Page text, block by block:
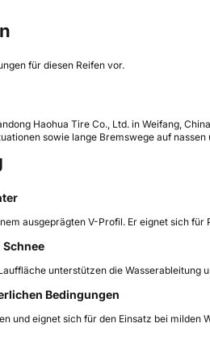
für diesen Reifen vor.
Haohua Tire Co., Ltd. in Weifang,
sowie lange Bremswege auf
ausgeprägten V-Profil. Er eignet sich
unterstützen die
Bedingungen
und eignet sich für den Einsatz bei